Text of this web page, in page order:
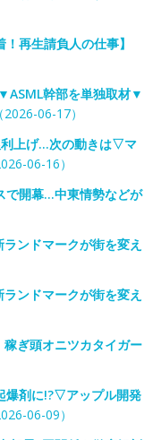
再生請負人の仕事】
幹部を単独取材▼
2026-06-17）
利上げ…次の動きは▽マ
06-16）
で開幕…中東情勢などが
ンドマークが街を変え
ンドマークが街を変え
ぎ頭オニツカタイガー
爆剤に!?▽アップル開発
06-09）